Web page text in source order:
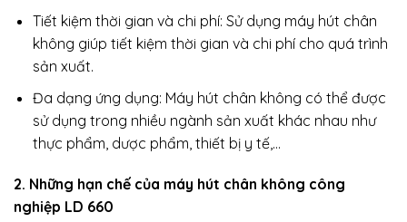
Tiết kiệm thời gian và chi phí: Sử dụng máy hút chân
không giúp tiết kiệm thời gian và chi phí cho quá trình
sản xuất.
Đa dạng ứng dụng: Máy hút chân không có thể được
sử dụng trong nhiều ngành sản xuất khác nhau như
thực phẩm, dược phẩm, thiết bị y tế,…
2. Những hạn chế của máy hút chân không công
nghiệp LD 660